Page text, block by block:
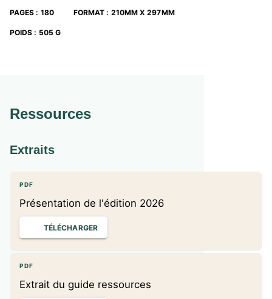
éclairage lexical .
Des évaluations formatives et finales
PAGES : 180 FORMAT : 210MM X 297MM
POIDS : 505 G
Ressources
Extraits
PDF
Présentation de l'édition 2026
TÉLÉCHARGER
PDF
Extrait du guide ressources